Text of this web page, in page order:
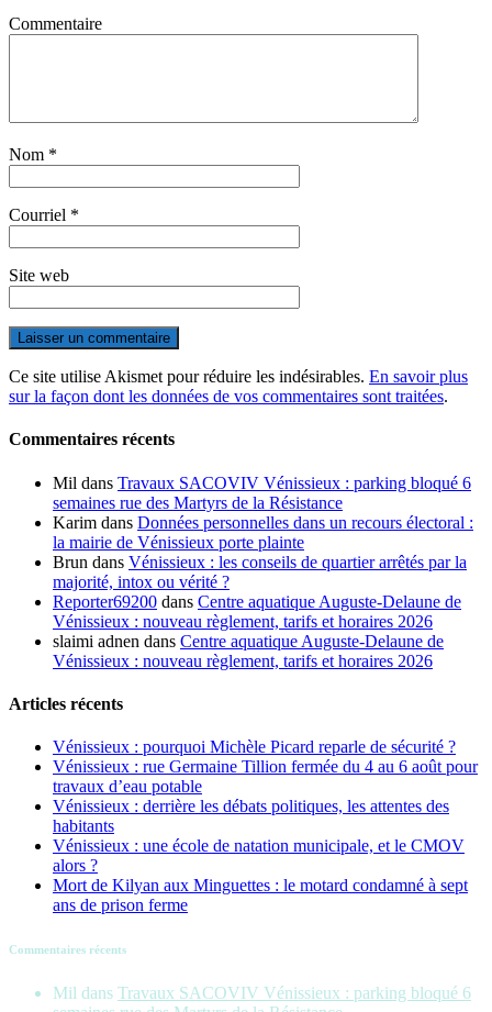
Commentaire
Nom *
Courriel *
Site web
Ce site utilise Akismet pour réduire les indésirables. En savoir plus
sur la façon dont les données de vos commentaires sont traitées.
Commentaires récents
Mil dans Travaux SACOVIV Vénissieux : parking bloqué 6
semaines rue des Martyrs de la Résistance
Karim dans Données personnelles dans un recours électoral :
la mairie de Vénissieux porte plainte
Brun dans Vénissieux : les conseils de quartier arrêtés par la
majorité, intox ou vérité ?
Reporter69200 dans Centre aquatique Auguste-Delaune de
Vénissieux : nouveau règlement, tarifs et horaires 2026
slaimi adnen dans Centre aquatique Auguste-Delaune de
Vénissieux : nouveau règlement, tarifs et horaires 2026
Articles récents
Vénissieux : pourquoi Michèle Picard reparle de sécurité ?
Vénissieux : rue Germaine Tillion fermée du 4 au 6 août pour
travaux d’eau potable
Vénissieux : derrière les débats politiques, les attentes des
habitants
Vénissieux : une école de natation municipale, et le CMOV
alors ?
Mort de Kilyan aux Minguettes : le motard condamné à sept
ans de prison ferme
Commentaires récents
Mil dans Travaux SACOVIV Vénissieux : parking bloqué 6